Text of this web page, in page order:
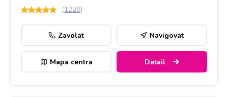
(1228)
Zavolat Navigovat
Mapa centra Detail